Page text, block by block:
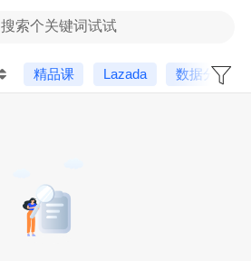
搜索个关键词试试
精品课 Lazada 数据分析